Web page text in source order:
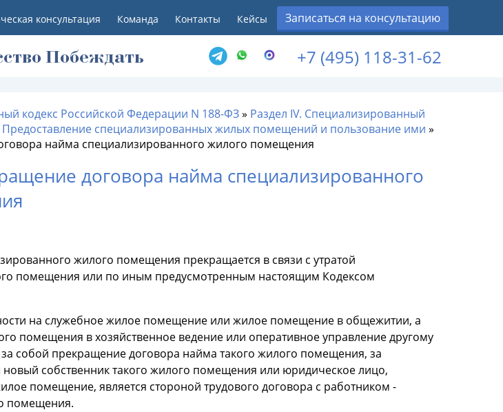
консультация Команда Контакты Кейсы Записаться на консультацию
Побеждать +7 (495) 118-31-62
кодекс Российской Федерации N 188-ФЗ» Раздел IV. Специализированный
Предоставление специализированных жилых помещений и пользование ими »
найма специализированного жилого помещения
договора найма специализированного
жилого помещения прекращается в связи с утратой
помещения или по иным предусмотренным настоящим Кодексом
на служебное жилое помещение или жилое помещение в общежитии, а
помещения в хозяйственное ведение или оперативное управление другому
собой прекращение договора найма такого жилого помещения, за
собственник такого жилого помещения или юридическое лицо,
помещение, является стороной трудового договора с работником -
помещения.